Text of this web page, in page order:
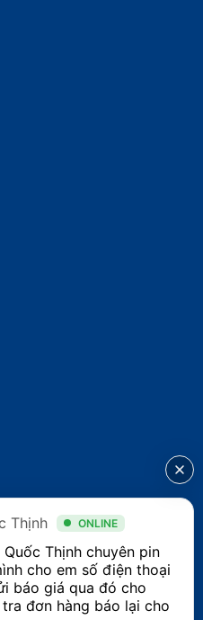
TNHH CITY ONE VIỆT NAM
sở KHĐT TP.HCM cấp ngày
2023
Tây Thạnh, Quận Tân Phú,
Thịnh ONLINE
Quốc Thịnh chuyên pin
cho em số điện thoại
báo giá qua đó cho
tra đơn hàng báo lại cho